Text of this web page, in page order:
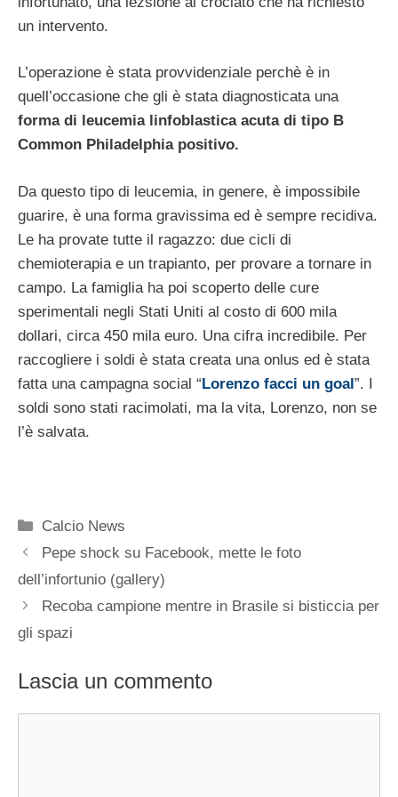
un intervento.
L’operazione è stata provvidenziale perchè è in
quell’occasione che gli è stata diagnosticata una
forma di leucemia linfoblastica acuta di tipo B
Common Philadelphia positivo.
Da questo tipo di leucemia, in genere, è impossibile
guarire, è una forma gravissima ed è sempre recidiva.
Le ha provate tutte il ragazzo: due cicli di
chemioterapia e un trapianto, per provare a tornare in
campo. La famiglia ha poi scoperto delle cure
sperimentali negli Stati Uniti al costo di 600 mila
dollari, circa 450 mila euro. Una cifra incredibile. Per
raccogliere i soldi è stata creata una onlus ed è stata
fatta una campagna social “Lorenzo facci un goal”. I
soldi sono stati racimolati, ma la vita, Lorenzo, non se
l’è salvata.
Categorie
Calcio News
Pepe shock su Facebook, mette le foto
dell’infortunio (gallery)
Recoba campione mentre in Brasile si bisticcia per
gli spazi
Lascia un commento